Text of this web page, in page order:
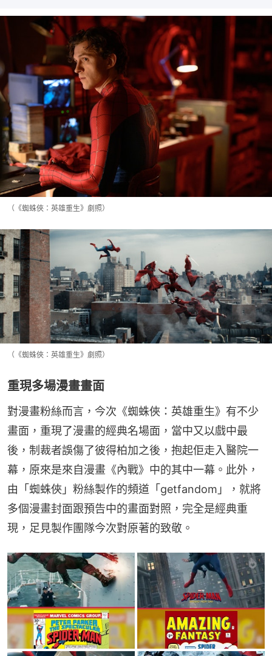
（《蜘蛛俠：英雄重生》劇照）
（《蜘蛛俠：英雄重生》劇照）
重現多場漫畫畫面
對漫畫粉絲而言，今次《蜘蛛俠：英雄重生》有不少
畫面，重現了漫畫的經典名場面，當中又以戲中最
後，制裁者誤傷了彼得柏加之後，抱起佢走入醫院一
幕，原來是來自漫畫《內戰》中的其中一幕。此外，
由「蜘蛛俠」粉絲製作的頻道「getfandom」，就將
多個漫畫封面跟預告中的畫面對照，完全是經典重
現，足見製作團隊今次對原著的致敬。